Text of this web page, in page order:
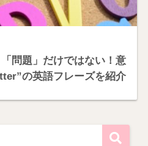
問題」だけではない！意
の英語フレーズを紹介